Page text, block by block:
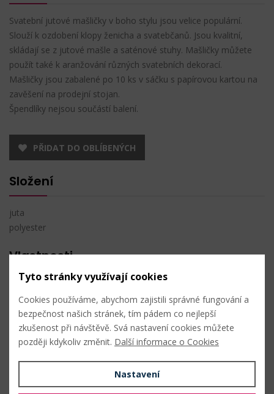
Svatební jutové mašličky v boho stylu jsou velice populární.
Slouží k ozdobení klopy ženicha a svatebčanů. Jsou kvalitní,
skládají se z jutové mašle a saténové stuhy. Mašličky můžete
použít také k aranžování různých svatebních dekorací.
Mašličky jsou zabalené po 10 ks v sáčku s papírovou kartou na
zavěšení na prodejní stojan.
Špendlíky nejsou součástí balení.
PŘIDAT DO OBLÍBENÝCH
Složení
juta
polyester
Vlastnosti
Techniky
Tyto stránky využívají cookies
Cookies používáme, abychom zajistili správné fungování a
bezpečnost našich stránek, tím pádem co nejlepší
zkušenost při návštěvě. Svá nastavení cookies můžete
později kdykoliv změnit. Další informace o Cookies
Nastavení